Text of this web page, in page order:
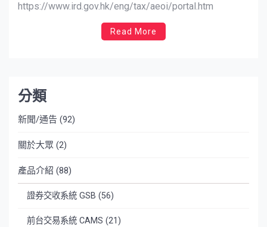
https://www.ird.gov.hk/eng/tax/aeoi/portal.htm
Read More
分類
新聞/通告 (92)
關於大眾 (2)
產品介紹 (88)
證券交收系統 GSB (56)
前台交易系統 CAMS (21)